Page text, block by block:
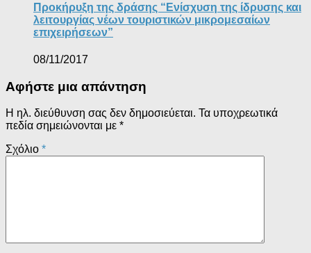
Προκήρυξη της δράσης “Ενίσχυση της ίδρυσης και
λειτουργίας νέων τουριστικών μικρομεσαίων
επιχειρήσεων”
08/11/2017
Αφήστε μια απάντηση
Η ηλ. διεύθυνση σας δεν δημοσιεύεται. Τα υποχρεωτικά
πεδία σημειώνονται με *
Σχόλιο *